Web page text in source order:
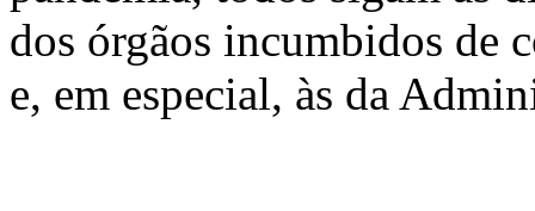
dos órgãos incumbidos de
e, em especial, às da